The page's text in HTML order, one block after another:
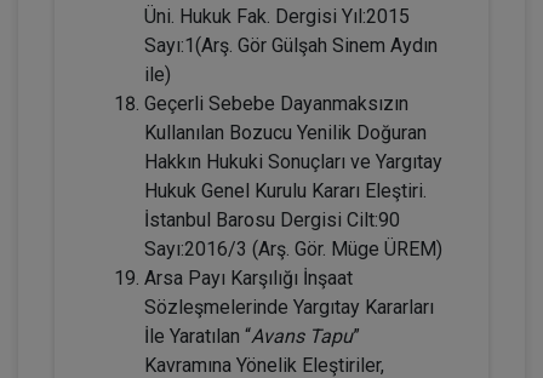
Kongresi - II. Oturum
360 TL Sepete Ekle
Tüketici Hukuku Enstitüsü
Üni. Hukuk Fak. Dergisi Yıl:2015
Sayı:1(Arş. Gör Gülşah Sinem Aydın
ile)
Geçerli Sebebe Dayanmaksızın
Kullanılan Bozucu Yenilik Doğuran
Hakkın Hukuki Sonuçları ve Yargıtay
Hukuk Genel Kurulu Kararı Eleştiri.
İstanbul Barosu Dergisi Cilt:90
Sayı:2016/3 (Arş. Gör. Müge ÜREM)
Arsa Payı Karşılığı İnşaat
Sözleşmelerinde Yargıtay Kararları
İle Yaratılan “Avans Tapu”
Kavramına Yönelik Eleştiriler,